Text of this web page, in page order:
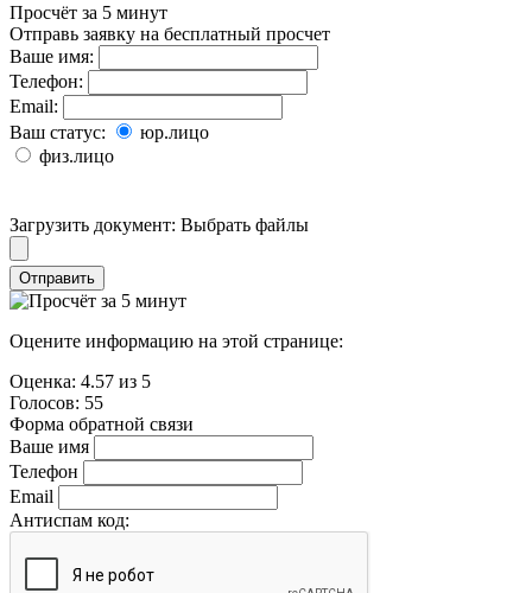
Просчёт за 5 минут
Отправь заявку на бесплатный просчет
Ваше имя:
Телефон:
Email:
Ваш статус:
юр.лицо
физ.лицо
Загрузить документ: Выбрать файлы
Отправить
Оцените информацию на этой странице:
Оценка: 4.57 из 5
Голосов: 55
Форма обратной связи
Ваше имя
Телефон
Email
Антиспам код: